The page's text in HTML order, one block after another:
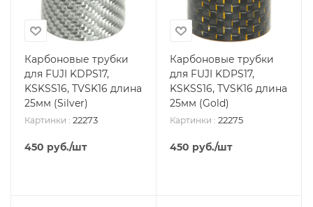
Карбоновые трубки
для FUJI KDPS17,
KSKSS16, TVSK16 длина
25мм (Silver)
Картинки : 22273
450 руб./шт
Карбоновые трубки
для FUJI KDPS17,
KSKSS16, TVSK16 длина
25мм (Gold)
Картинки : 22275
450 руб./шт